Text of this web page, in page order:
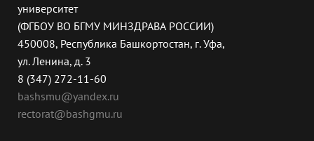
университет
(ФГБОУ ВО БГМУ МИНЗДРАВА РОССИИ)
450008, Республика Башкортостан, г. Уфа,
ул. Ленина, д. 3
8 (347) 272-11-60
bashsmu@yandex.ru
rectorat@bashgmu.ru